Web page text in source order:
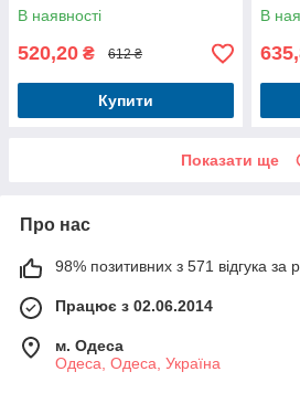
В наявності
520,20 ₴ 612 ₴
Купити
В
Показати ще
Про нас
98% позитивних з 571 відгука за
Працює з 02.06.2014
м. Одеса
Одеса, Одеса, Україна